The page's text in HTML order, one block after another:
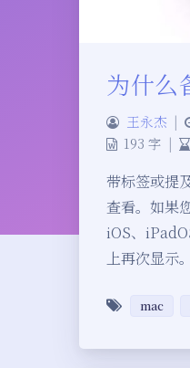
为什么
王永杰 |
193 字 |
带标签或提
查看。如果
iOS、
上再次显
mac